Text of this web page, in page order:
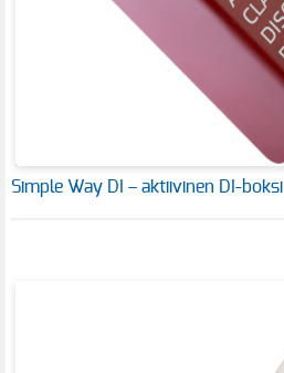
Simple Way DI – aktiivinen DI-boksi